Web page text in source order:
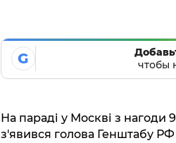
G
чтобы
На параді у Москві з нагоди
з'явився голова Генштабу